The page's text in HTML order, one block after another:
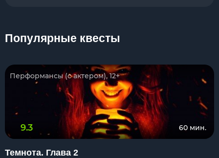
Популярные квесты
Перформансы (с актером), 12+
9.3 60 мин.
Темнота. Глава 2